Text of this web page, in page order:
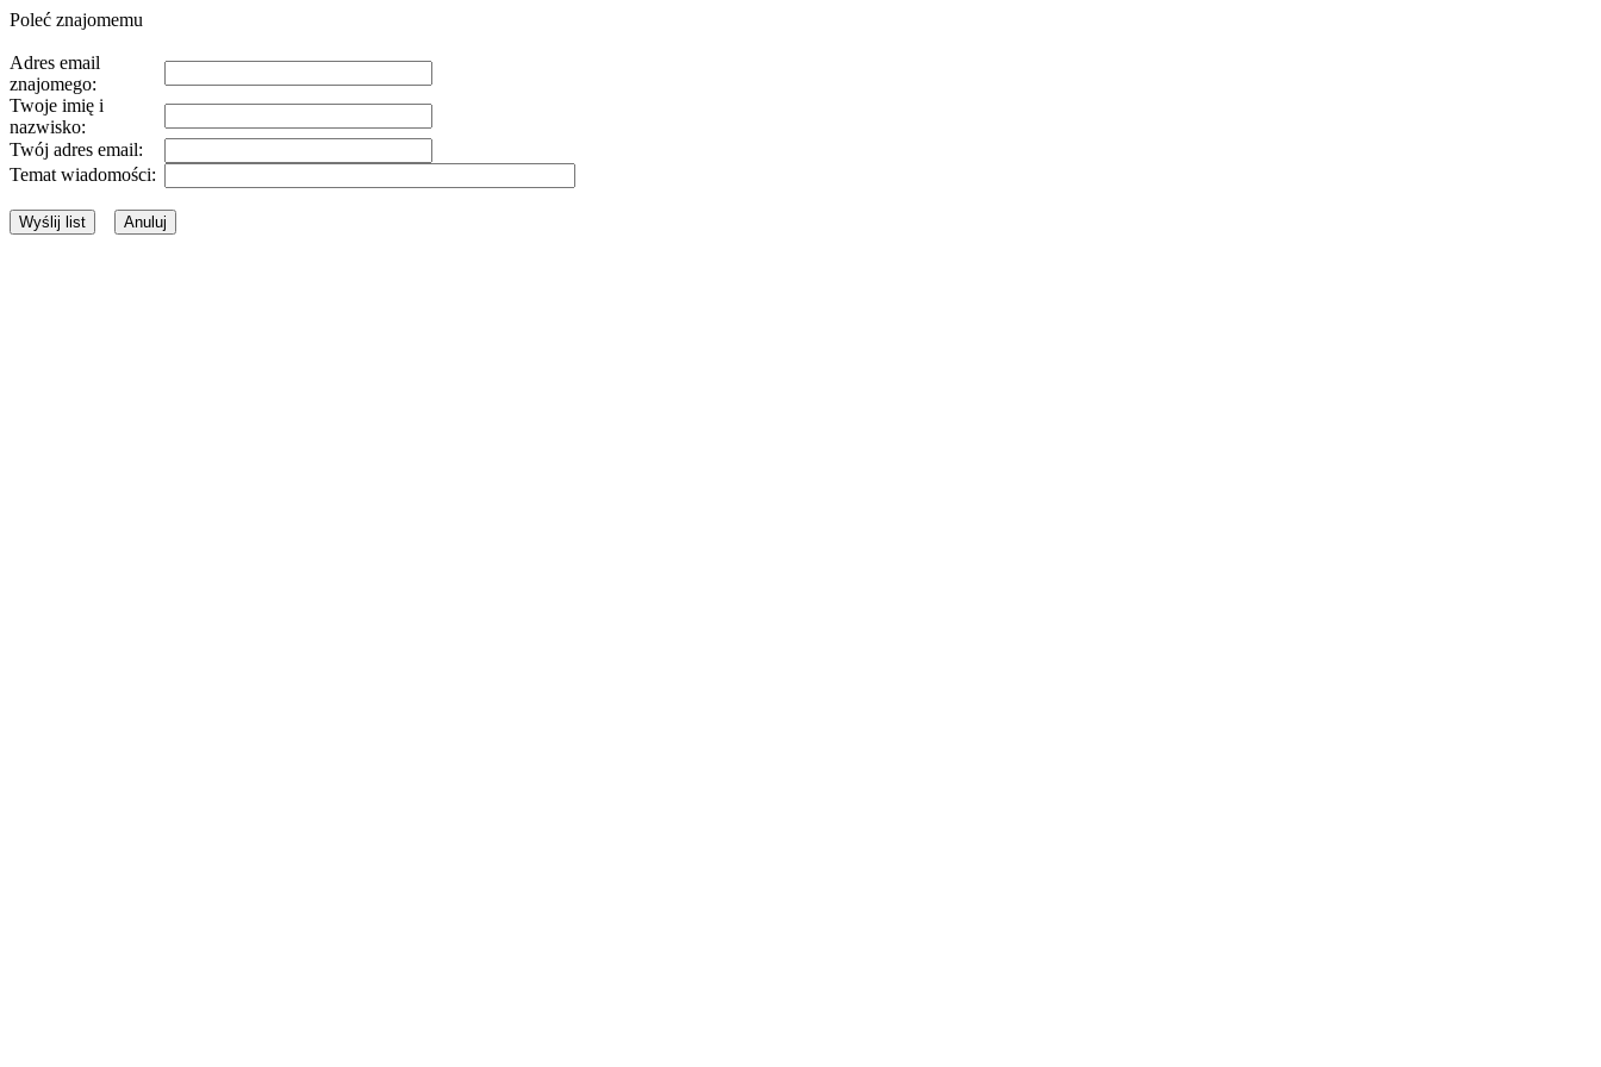
Poleć znajomemu
Adres email
znajomego:
Twoje imię i
nazwisko:
Twój adres email:
Temat wiadomości: